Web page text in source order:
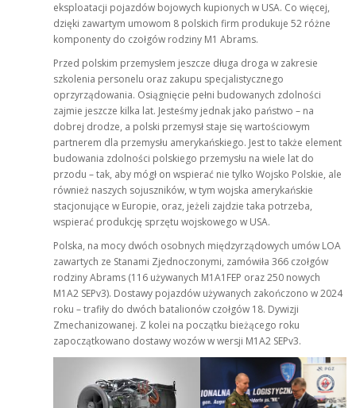
eksploatacji pojazdów bojowych kupionych w USA. Co więcej,
dzięki zawartym umowom 8 polskich firm produkuje 52 różne
komponenty do czołgów rodziny M1 Abrams.
Przed polskim przemysłem jeszcze długa droga w zakresie
szkolenia personelu oraz zakupu specjalistycznego
oprzyrządowania. Osiągnięcie pełni budowanych zdolności
zajmie jeszcze kilka lat. Jesteśmy jednak jako państwo – na
dobrej drodze, a polski przemysł staje się wartościowym
partnerem dla przemysłu amerykańskiego. Jest to także element
budowania zdolności polskiego przemysłu na wiele lat do
przodu – tak, aby mógł on wspierać nie tylko Wojsko Polskie, ale
również naszych sojuszników, w tym wojska amerykańskie
stacjonujące w Europie, oraz, jeżeli zajdzie taka potrzeba,
wspierać produkcję sprzętu wojskowego w USA.
Polska, na mocy dwóch osobnych międzyrządowych umów LOA
zawartych ze Stanami Zjednoczonymi, zamówiła 366 czołgów
rodziny Abrams (116 używanych M1A1FEP oraz 250 nowych
M1A2 SEPv3). Dostawy pojazdów używanych zakończono w 2024
roku – trafiły do dwóch batalionów czołgów 18. Dywizji
Zmechanizowanej. Z kolei na początku bieżącego roku
zapoczątkowano dostawy wozów w wersji M1A2 SEPv3.